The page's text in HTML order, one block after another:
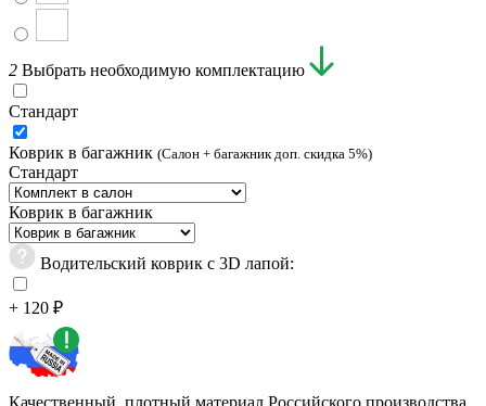
2 Выбрать необходимую комплектацию
Стандарт
Коврик в багажник (Салон + багажник доп. скидка 5%)
Стандарт
Коврик в багажник
Водительский коврик с 3D лапой:
+ 120 ₽
Качественный, плотный материал Российского производства